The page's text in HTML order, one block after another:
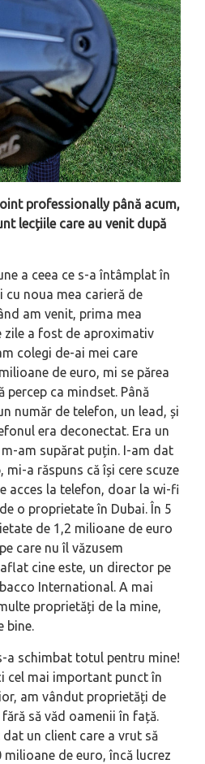
professionally până acum,
lecțiile care au venit după
a ceea ce s-a întâmplat în
cu noua mea carieră de
am venit, prima mea
zile a fost de aproximativ
colegi de-ai mei care
de euro, mi se părea
percep ca mindset. Până
număr de telefon, un lead, și
era deconectat. Era un
am supărat puțin. I-am dat
mi-a răspuns că își cere scuze
acces la telefon, doar la wi-fi
o proprietate în Dubai. În 5
de 1,2 milioane de euro
care nu îl văzusem
cine este, un director pe
International. A mai
proprietăți de la mine,
bine.
a schimbat totul pentru mine!
cel mai important punct în
am vândut proprietăți de
să văd oamenii în față.
un client care a vrut să
de euro, încă lucrez